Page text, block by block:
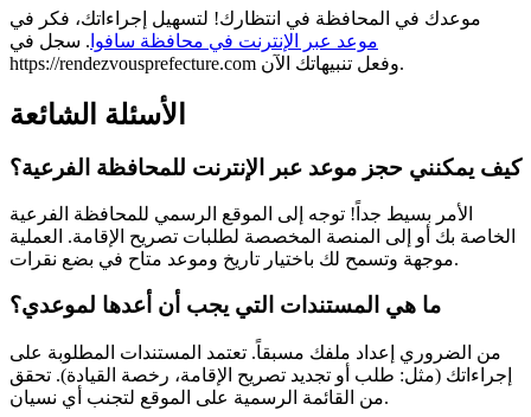
موعدك في المحافظة في انتظارك! لتسهيل إجراءاتك، فكر في
موعد عبر الإنترنت في محافظة سافوا . سجل في
https://rendezvousprefecture.com وفعل تنبيهاتك الآن.
الأسئلة الشائعة
كيف يمكنني حجز موعد عبر الإنترنت للمحافظة الفرعية؟
الأمر بسيط جداً! توجه إلى الموقع الرسمي للمحافظة الفرعية
الخاصة بك أو إلى المنصة المخصصة لطلبات تصريح الإقامة. العملية
موجهة وتسمح لك باختيار تاريخ وموعد متاح في بضع نقرات.
ما هي المستندات التي يجب أن أعدها لموعدي؟
من الضروري إعداد ملفك مسبقاً. تعتمد المستندات المطلوبة على
إجراءاتك (مثل: طلب أو تجديد تصريح الإقامة، رخصة القيادة). تحقق
من القائمة الرسمية على الموقع لتجنب أي نسيان.